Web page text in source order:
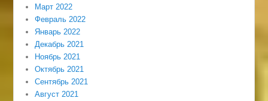
Март 2022
Февраль 2022
Январь 2022
Декабрь 2021
Ноябрь 2021
Октябрь 2021
Сентябрь 2021
Август 2021